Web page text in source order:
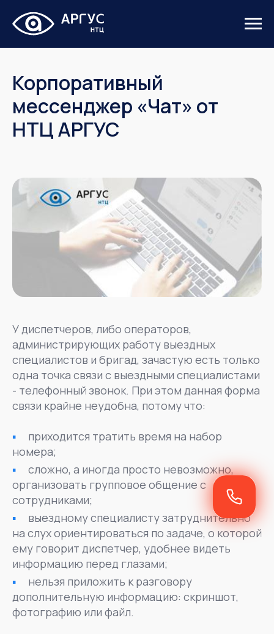
Корпоративный
мессенджер «Чат» от
НТЦ АРГУС
У диспетчеров, либо операторов,
администрирующих работу выездных
специалистов и бригад, зачастую есть только
одна точка связи с выездными специалистами
- телефонный звонок. При этом данная форма
связи крайне неудобна, потому что:
приходится тратить время на набор
номера;
сложно, а иногда просто невозможно,
организовать групповое общение с
сотрудниками;
выездному специалисту затруднительно
на слух ориентироваться по задаче, о которой
ему говорит диспетчер, удобнее видеть
информацию перед глазами;
нельзя приложить к разговору
дополнительную информацию: скриншот,
фотографию или файл.